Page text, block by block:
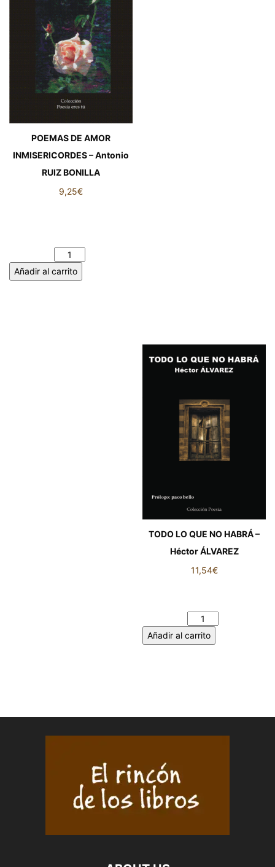
POEMAS DE AMOR
INMISERICORDES – Antonio
RUIZ BONILLA
9,25€
Añadir al carrito
TODO LO QUE NO HABRÁ –
Héctor ÁLVAREZ
11,54€
Añadir al carrito